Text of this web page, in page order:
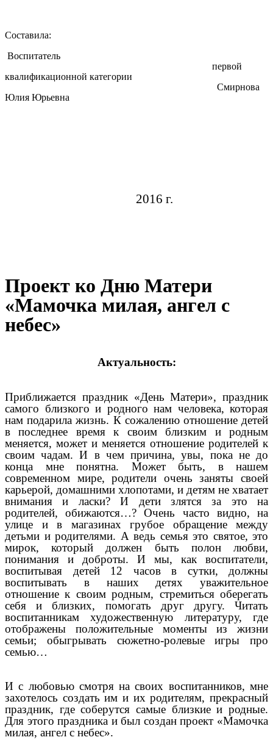
Составила:
Воспитатель
первой
квалификационной категории
Смирнова
Юлия Юрьевна
2016 г.
Проект ко Дню Матери
«Мамочка милая, ангел с
небес»
Актуальность:
Приближается праздник «День Матери», праздник
самого близкого и родного нам человека, которая
нам подарила жизнь. К сожалению отношение детей
в последнее время к своим близким и родным
меняется, может и меняется отношение родителей к
своим чадам. И в чем причина, увы, пока не до
конца мне понятна. Может быть, в нашем
современном мире, родители очень заняты своей
карьерой, домашними хлопотами, и детям не хватает
внимания и ласки? И дети злятся за это на
родителей, обижаются…? Очень часто видно, на
улице и в магазинах грубое обращение между
детьми и родителями. А ведь семья это святое, это
мирок, который должен быть полон любви,
понимания и доброты. И мы, как воспитатели,
воспитывая детей 12 часов в сутки, должны
воспитывать в наших детях уважительное
отношение к своим родным, стремиться оберегать
себя и близких, помогать друг другу. Читать
воспитанникам художественную литературу, где
отображены положительные моменты из жизни
семьи; обыгрывать сюжетно-ролевые игры про
семью…
И с любовью смотря на своих воспитанников, мне
захотелось создать им и их родителям, прекрасный
праздник, где соберутся самые близкие и родные.
Для этого праздника и был создан проект «Мамочка
милая, ангел с небес».